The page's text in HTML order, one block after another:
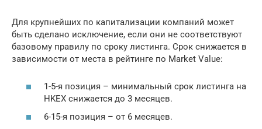
Для крупнейших по капитализации компаний может
быть сделано исключение, если они не соответствуют
базовому правилу по сроку листинга. Срок снижается в
зависимости от места в рейтинге по Market Value:
1-5-я позиция – минимальный срок листинга на
HKEX снижается до 3 месяцев.
6-15-я позиция – от 6 месяцев.